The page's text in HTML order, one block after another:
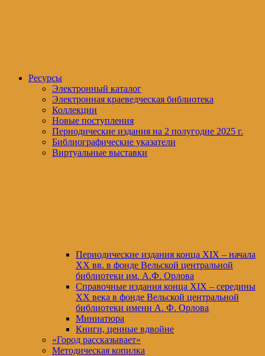
Ресурсы
Электронный каталог
Электронная краеведческая библиотека
Коллекции
Новые поступления
Периодические издания на 2 полугодие 2025 г.
Библиографические указатели
Виртуальные выставки
Периодические издания конца XIХ – начала
XX вв. в фонде Вельской центральной
библиотеки им. А.Ф. Орлова
Справочные издания конца XIX – середины
XX века в фонде Вельской центральной
библиотеки имени А. Ф. Орлова
Миниатюра
Книги, ценные вдвойне
«Город рассказывает»
Методическая копилка